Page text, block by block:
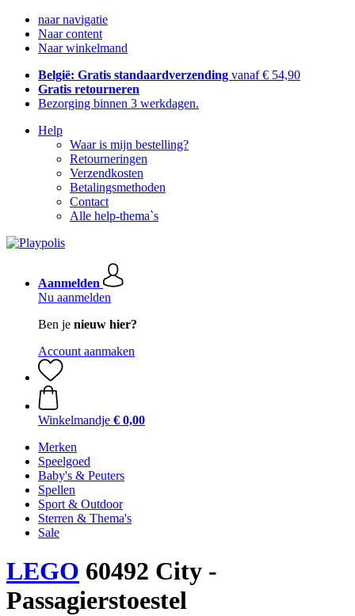
naar navigatie
Naar content
Naar winkelmand
België: Gratis standaardverzending vanaf € 54,90
Gratis retourneren
Bezorging binnen 3 werkdagen.
Help
Waar is mijn bestelling?
Retourneringen
Verzendkosten
Betalingsmethoden
Contact
Alle help-thema`s
Aanmelden
Nu aanmelden
Ben je nieuw hier?
Account aanmaken
Winkelmandje € 0,00
Merken
Speelgoed
Baby's & Peuters
Spellen
Sport & Outdoor
Sterren & Thema's
Sale
LEGO 60492 City -
Passagierstoestel